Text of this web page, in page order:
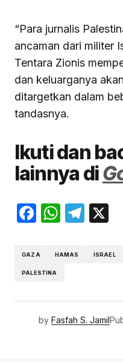
“Para jurnalis
ancaman dari militer
Tentara Zionis
dan keluarganya
ditargetkan dalam
tandasnya.
Ikuti dan
lainnya di
Facebook
GAZA HAMAS ISRAEL
PALESTINA
by Fasfah S. Jamil